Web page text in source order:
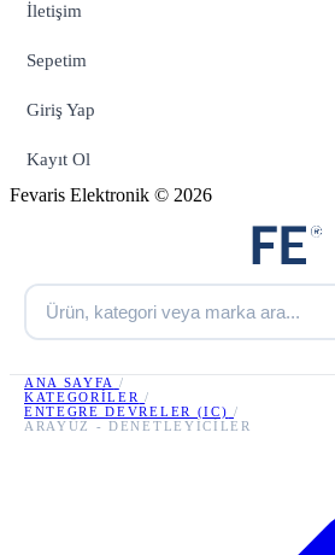
İletişim
Sepetim
Giriş Yap
Kayıt Ol
Fevaris Elektronik © 2026
ANA SAYFA /
KATEGORILER /
ENTEGRE DEVRELER (IC) /
ARAYÜZ - DENETLEYICILER